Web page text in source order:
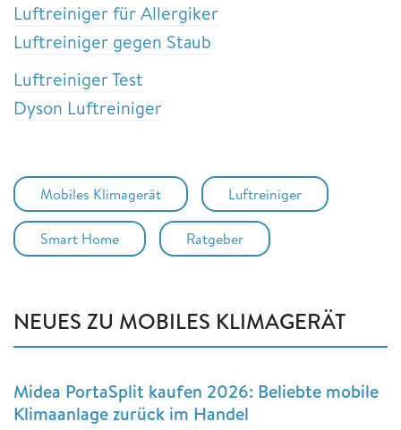
Luftreiniger für Allergiker
Luftreiniger gegen Staub
Luftreiniger Test
Dyson Luftreiniger
Mobiles Klimagerät Luftreiniger
Smart Home Ratgeber
NEUES ZU MOBILES KLIMAGERÄT
Midea PortaSplit kaufen 2026: Beliebte mobile
Klimaanlage zurück im Handel